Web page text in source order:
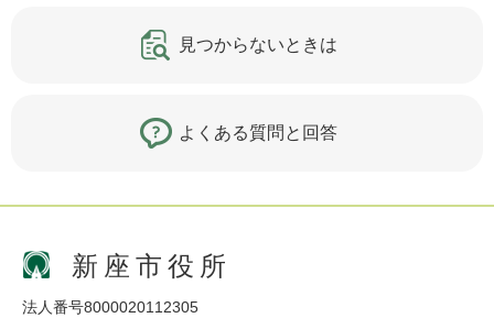
見つからないときは
よくある質問と回答
新座市役所
法人番号8000020112305